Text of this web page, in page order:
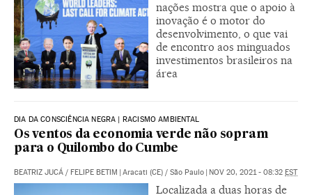
nações mostra que o apoio à
inovação é o motor do
desenvolvimento, o que vai
de encontro aos minguados
investimentos brasileiros na
área
DIA DA CONSCIÊNCIA NEGRA | RACISMO AMBIENTAL
Os ventos da economia verde não sopram
para o Quilombo do Cumbe
BEATRIZ JUCÁ / FELIPE BETIM | Aracati (CE) / São Paulo | NOV 20, 2021 - 08:32 EST
Localizada a duas horas de